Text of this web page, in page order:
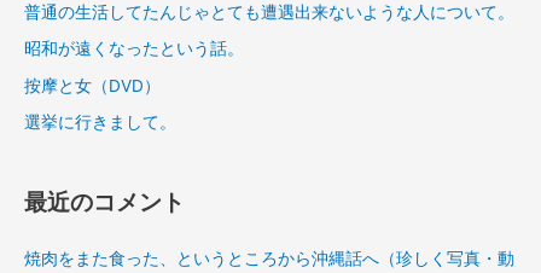
普通の生活してたんじゃとても遭遇出来ないような人について。
昭和が遠くなったという話。
按摩と女（DVD）
選挙に行きまして。
最近のコメント
焼肉をまた食った、というところから沖縄話へ（珍しく写真・動